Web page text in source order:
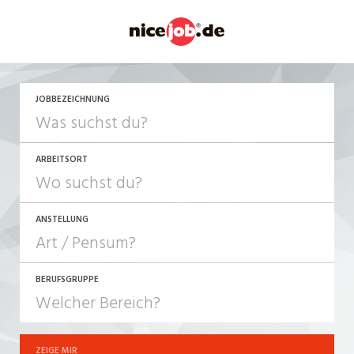
JOBBEZEICHNUNG
ARBEITSORT
ANSTELLUNG
JOB-TYP
Festanstellung
BERUFSGRUPPE
ZEIGE MIR